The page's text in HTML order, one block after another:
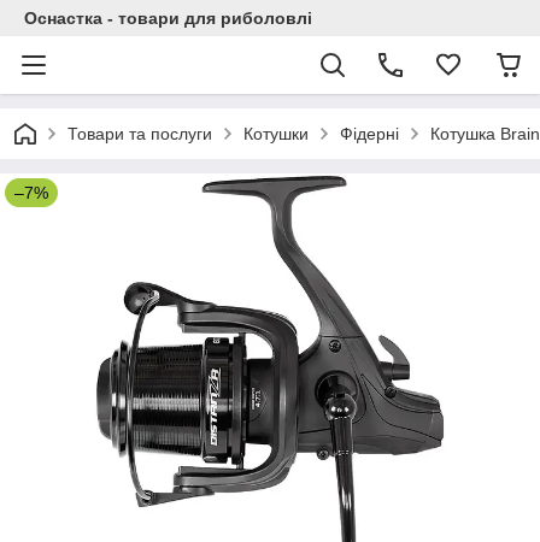
Оснастка - товари для риболовлі
Товари та послуги Котушки Фідерні Котушка
–7%